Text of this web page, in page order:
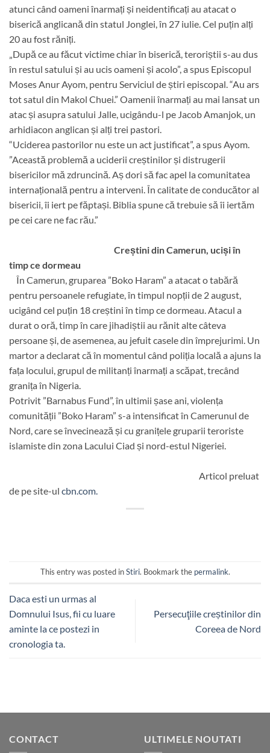
atunci când oameni înarmați și neidentificați au atacat o
biserică anglicană din statul Jonglei, în 27 iulie. Cel puțin alți
20 au fost răniți.
„După ce au făcut victime chiar în biserică, teroriștii s-au dus
în restul satului și au ucis oameni și acolo”, a spus Episcopul
Moses Anur Ayom, pentru Serviciul de știri episcopal. “Au ars
tot satul din Makol Chuei.” Oamenii înarmați au mai lansat un
atac și asupra satului Jalle, ucigându-l pe Jacob Amanjok, un
arhidiacon anglican și alți trei pastori.
“Uciderea pastorilor nu este un act justificat”, a spus Ayom.
”Această problemă a uciderii creștinilor și distrugerii
bisericilor mă zdruncină. Aș dori să fac apel la comunitatea
internațională pentru a interveni. În calitate de conducător al
bisericii, îi iert pe făptași. Biblia spune că trebuie să îi iertăm
pe cei care ne fac rău.”
Creștini din Camerun, uciși în
timp ce dormeau
În Camerun, gruparea ”Boko Haram” a atacat o tabără
pentru persoanele refugiate, în timpul nopții de 2 august,
ucigând cel puțin 18 creștini în timp ce dormeau. Atacul a
durat o oră, timp în care jihadiștii au rănit alte câteva
persoane și, de asemenea, au jefuit casele din împrejurimi. Un
martor a declarat că în momentul când poliția locală a ajuns la
fața locului, grupul de militanți înarmați a scăpat, trecând
granița în Nigeria.
Potrivit ”Barnabus Fund”, în ultimii șase ani, violența
comunității ”Boko Haram” s-a intensificat în Camerunul de
Nord, care se învecinează și cu granițele gruparii teroriste
islamiste din zona Lacului Ciad și nord-estul Nigeriei.
Articol preluat
de pe site-ul cbn.com.
This entry was posted inStiri. Bookmark the permalink.
Daca esti un urmas al
Domnului Isus, fii cu luare
aminte la ce postezi in
cronologia ta.
Persecuţiile creștinilor din
Coreea de Nord
CONTACT ULTIMELE NOUTATI